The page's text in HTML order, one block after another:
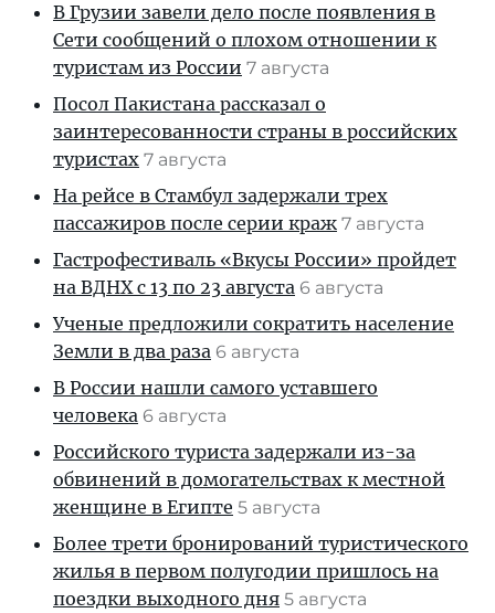
В Грузии завели дело после появления в
Сети сообщений о плохом отношении к
туристам из России 7 августа
Посол Пакистана рассказал о
заинтересованности страны в российских
туристах 7 августа
На рейсе в Стамбул задержали трех
пассажиров после серии краж 7 августа
Гастрофестиваль «Вкусы России» пройдет
на ВДНХ с 13 по 23 августа 6 августа
Ученые предложили сократить население
Земли в два раза 6 августа
В России нашли самого уставшего
человека 6 августа
Российского туриста задержали из-за
обвинений в домогательствах к местной
женщине в Египте 5 августа
Более трети бронирований туристического
жилья в первом полугодии пришлось на
поездки выходного дня 5 августа